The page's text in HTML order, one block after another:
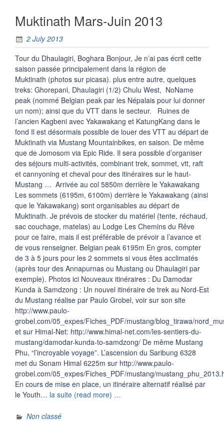
Muktinath Mars-Juin 2013
2 July 2013
Tour du Dhaulagiri, Boghara Bonjour, Je n’ai pas écrit cette
saison passée principalement dans la région de
Muktinath (photos sur picasa). plus entre autre, quelques
treks: Ghorepani, Dhaulagiri (1/2) Chulu West, NoName
peak (nommé Belgian peak par les Népalais pour lui donner
un nom); ainsi que du VTT dans le secteur. Ruines de
l’ancien Kagbeni avec Yakawakang et KatungKang dans le
fond Il est désormais possible de louer des VTT au départ de
Muktinath via Mustang Mountainbikes, en saison. De même
que de Jomosom via Epic Ride. Il sera possible d’organiser
des séjours multi-activités, combinant trek, sommet, vtt, raft
et cannyoning et cheval pour des itinéraires sur le haut-
Mustang … Arrivée au col 5850m derrière le Yakawakang
Les sommets (6195m, 6100m) derrière le Yakawakang (ainsi
que le Yakawakang) sont organisables au départ de
Muktinath. Je prévois de stocker du matériel (tente, réchaud,
sac couchage, matelas) au Lodge Les Chemins du Rêve
pour ce faire, mais il est préférable de prévoir a l’avance et
de vous renseigner. Belgian peak 6195m En gros, compter
de 3 à 5 jours pour les 2 sommets si vous êtes acclimatés
(après tour des Annapurnas ou Mustang ou Dhaulagiri par
exemple). Photos ici Nouveaux itinéraires : Du Damodar
Kunda à Samdzong : Un nouvel itinéraire de trek au Nord-Est
du Mustang réalise par Paulo Grobel, voir sur son site
http://www.paulo-
grobel.com/05_expes/Fiches_PDF/mustang/blog_tirawa/
et sur Himal-Net: http://www.himal-net.com/les-sentiers-du-
mustang/damodar-kunda-to-samdzong/ De même Mustang
Phu, “l’incroyable voyage”. L’ascension du Saribung 6328
met du Sonam Himal 6225m sur http://www.paulo-
grobel.com/05_expes/Fiches_PDF/mustang/
En cours de mise en place, un itinéraire alternatif réalisé par
le Youth… la suite (read more) …
Non classé